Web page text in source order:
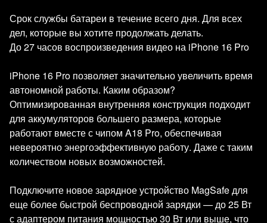
Срок службы батареи в течение всего дня. Для всех
дел, которые вы хотите продолжать делать.
До 27 часов воспроизведения видео на iPhone 16 Pro
iPhone 16 Pro позволяет значительно увеличить время
автономной работы. Каким образом?
Оптимизированная внутренняя конструкция подходит
для аккумуляторов большего размера, которые
работают вместе с чипом A18 Pro, обеспечивая
невероятно энергоэффективную работу. Даже с таким
количеством новых возможностей.
Подключите новое зарядное устройство MagSafe для
еще более быстрой беспроводной зарядки — до 25 Вт
с адаптером питания мощностью 30 Вт или выше, что